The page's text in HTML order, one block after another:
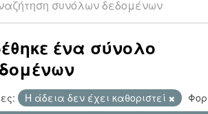
ένα σύνολο
Η άδεια δεν έχει καθοριστεί